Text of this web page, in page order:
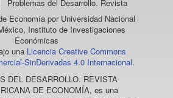
Problemas del Desarrollo. Revista
Economía por Universidad Nacional
Instituto de Investigaciones
Económicas
una Licencia Creative Commons
SinDerivadas 4.0 Internacional.
DEL DESARROLLO. REVISTA
DE ECONOMÍA, es una